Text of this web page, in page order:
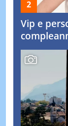
Vip e